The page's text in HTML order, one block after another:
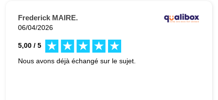
Frederick MAIRE.
06/04/2026
5,00 / 5
Nous avons déjà échangé sur le sujet.